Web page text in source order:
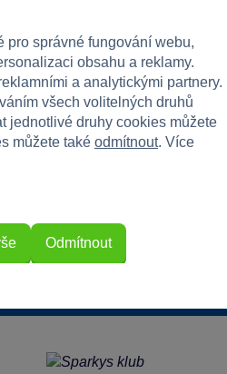
pro správné fungování webu,
obsahu a reklamy.
a analytickými partnery.
všech volitelných druhů
jednotlivé druhy cookies můžete
můžete také odmítnout. Více
Odmítnout